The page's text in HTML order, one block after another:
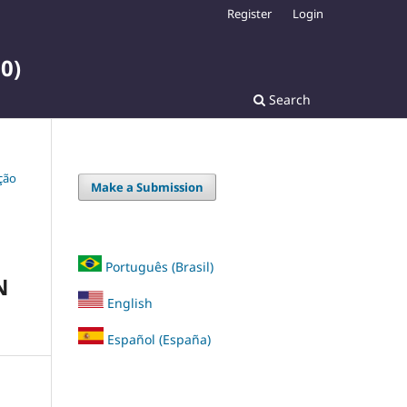
Search
Register Login
Make a Submission
Português (Brasil)
English
Español (España)